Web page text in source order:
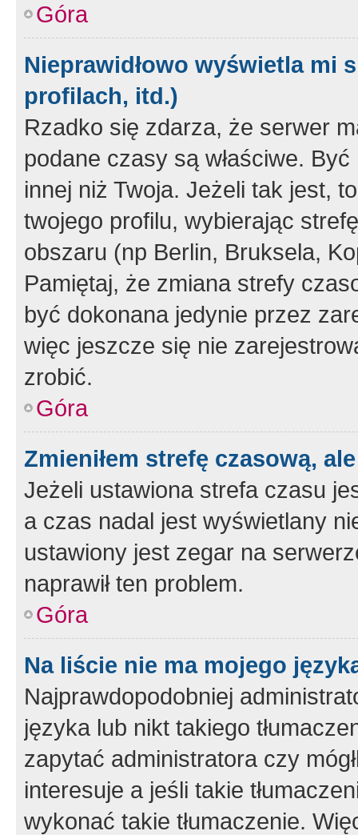
Góra
Nieprawidłowo wyświetla mi
profilach, itd.)
Rzadko się zdarza, że serwer
podane czasy są właściwe.
innej niż Twoja. Jeżeli tak jest,
twojego profilu, wybierając
obszaru (np Berlin, Bruksela,
Pamiętaj, że zmiana strefy
być dokonana jedynie przez
więc jeszcze się nie
zrobić.
Góra
Zmieniłem strefę czasową,
Jeżeli ustawiona strefa czasu
a czas nadal jest wyświetlany
ustawiony jest zegar na
naprawił ten problem.
Góra
Na liście nie ma mojego
Najprawdopodobniej
języka lub nikt takiego
zapytać administratora czy
interesuje a jeśli takie
wykonać takie tłumaczenie.